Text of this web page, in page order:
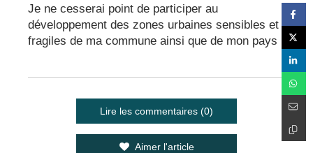
Je ne cesserai point de participer au
développement des zones urbaines sensibles et
fragiles de ma commune ainsi que de mon pays !
Lire les commentaires (0)
Aimer l'article